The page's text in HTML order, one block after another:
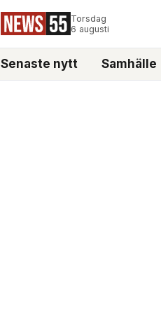
Torsdag
6 augusti
Senaste nytt Samhälle